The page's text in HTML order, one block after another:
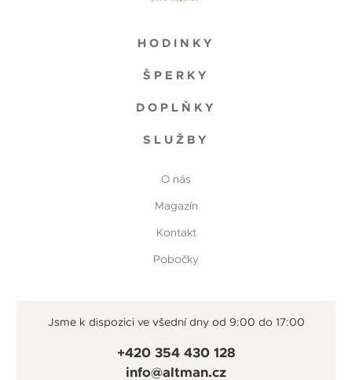
HODINKY
ŠPERKY
DOPLŇKY
SLUŽBY
O nás
Magazín
Kontakt
Pobočky
Jsme k dispozici ve všední dny od 9:00 do 17:00
+420 354 430 128
info@altman.cz